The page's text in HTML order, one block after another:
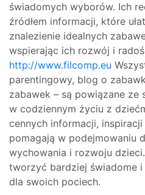
świadomych wyborów. Ich
źródłem informacji, które
znalezienie idealnych
wspierając ich rozwój i
http://www.filcomp.eu
parentingowy, blog o
zabawek – są powiązane
w codziennym życiu z
cennych informacji,
pomagają w podejmowaniu
wychowania i rozwoju
tworzyć bardziej świadome
dla swoich pociech.